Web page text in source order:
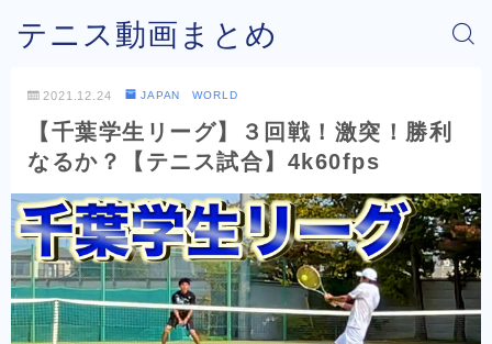
テニス動画まとめ
2021.12.24 JAPAN WORLD
【千葉学生リーグ】３回戦！激突！勝利
なるか？【テニス試合】4k60fps